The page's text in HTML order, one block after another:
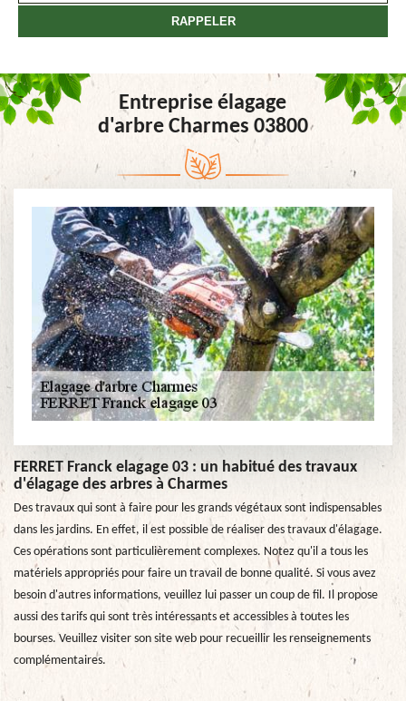
Entreprise élagage
d'arbre Charmes 03800
FERRET Franck elagage 03 : un habitué des travaux
d'élagage des arbres à Charmes
Des travaux qui sont à faire pour les grands végétaux sont indispensables
dans les jardins. En effet, il est possible de réaliser des travaux d'élagage.
Ces opérations sont particulièrement complexes. Notez qu'il a tous les
matériels appropriés pour faire un travail de bonne qualité. Si vous avez
besoin d'autres informations, veuillez lui passer un coup de fil. Il propose
aussi des tarifs qui sont très intéressants et accessibles à toutes les
bourses. Veuillez visiter son site web pour recueillir les renseignements
complémentaires.